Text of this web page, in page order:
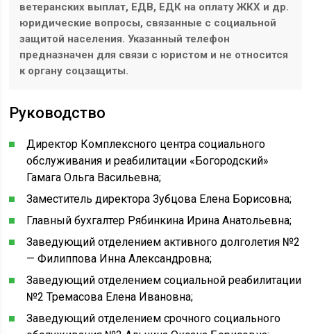
ветеранских выплат, ЕДВ, ЕДК на оплату ЖКХ и др.
юридические вопросы, связанные с социальной
защитой населения. Указанный телефон
предназначен для связи с юристом и не относится
к органу соцзащиты.
Руководство
Директор Комплексного центра социального
обслуживания и реабилитации «Богородский»
Гамага Ольга Васильевна;
Заместитель директора Зубцова Елена Борисовна;
Главный бухгалтер Рябинкина Ирина Анатольевна;
Заведующий отделением активного долголетия №2
— Филиппова Инна Александровна;
Заведующий отделением социальной реабилитации
№2 Тремасова Елена Ивановна;
Заведующий отделением срочного социального